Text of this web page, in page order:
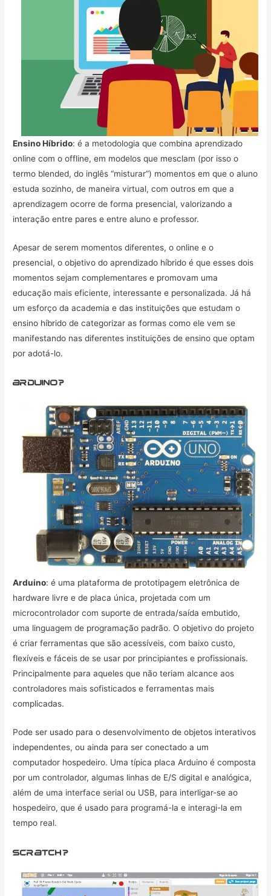
Ensino Híbrido: é a metodologia que combina aprendizado
online com o offline, em modelos que mesclam (por isso o
termo blended, do inglês “misturar”) momentos em que o aluno
estuda sozinho, de maneira virtual, com outros em que a
aprendizagem ocorre de forma presencial, valorizando a
interação entre pares e entre aluno e professor.
Apesar de serem momentos diferentes, o online e o
presencial, o objetivo do aprendizado híbrido é que esses dois
momentos sejam complementares e promovam uma
educação mais eficiente, interessante e personalizada. Já há
um esforço da academia e das instituições que estudam o
ensino híbrido de categorizar as formas como ele vem se
manifestando nas diferentes instituições de ensino que optam
por adotá-lo.
arduino?
Arduino: é uma plataforma de prototipagem eletrônica de
hardware livre e de placa única, projetada com um
microcontrolador com suporte de entrada/saída embutido,
uma linguagem de programação padrão. O objetivo do projeto
é criar ferramentas que são acessíveis, com baixo custo,
flexíveis e fáceis de se usar por principiantes e profissionais.
Principalmente para aqueles que não teriam alcance aos
controladores mais sofisticados e ferramentas mais
complicadas.
Pode ser usado para o desenvolvimento de objetos interativos
independentes, ou ainda para ser conectado a um
computador hospedeiro. Uma típica placa Arduino é composta
por um controlador, algumas linhas de E/S digital e analógica,
além de uma interface serial ou USB, para interligar-se ao
hospedeiro, que é usado para programá-la e interagi-la em
tempo real.
scratch?